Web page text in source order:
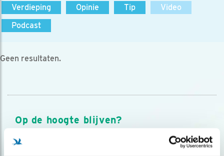
Verdieping
Opinie Tip
Video
Podcast
Geen resultaten.
Op de hoogte blijven?
Meld je aan en ontvang nieuws, inspiratie, acties en tips
over vogels en activiteiten van Vogelbescherming.